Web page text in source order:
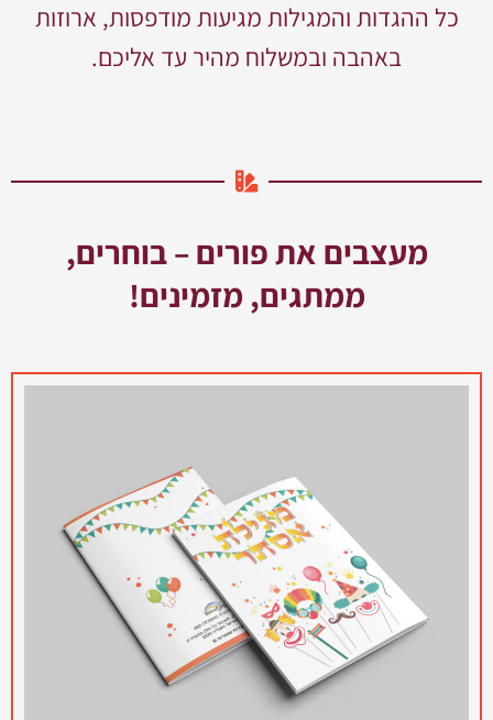
כל ההגדות והמגילות מגיעות מודפסות, ארוזות
באהבה ובמשלוח מהיר עד אליכם.
מעצבים את פורים – בוחרים,
ממתגים, מזמינים!